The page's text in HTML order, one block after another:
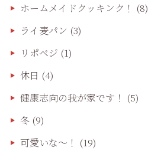
ホームメイドクッキンク！ (8)
ライ麦パン (3)
リポベジ (1)
休日 (4)
健康志向の我が家です！ (5)
冬(9)
可愛いな〜！ (19)